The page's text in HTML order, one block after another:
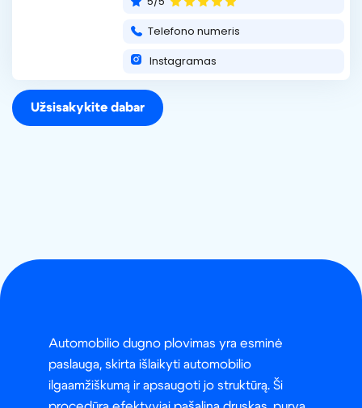
Telefono numeris
Instagramas
Užsisakykite dabar
Automobilio dugno plovimas yra esminė
paslauga, skirta išlaikyti automobilio
ilgaamžiškumą ir apsaugoti jo struktūrą. Ši